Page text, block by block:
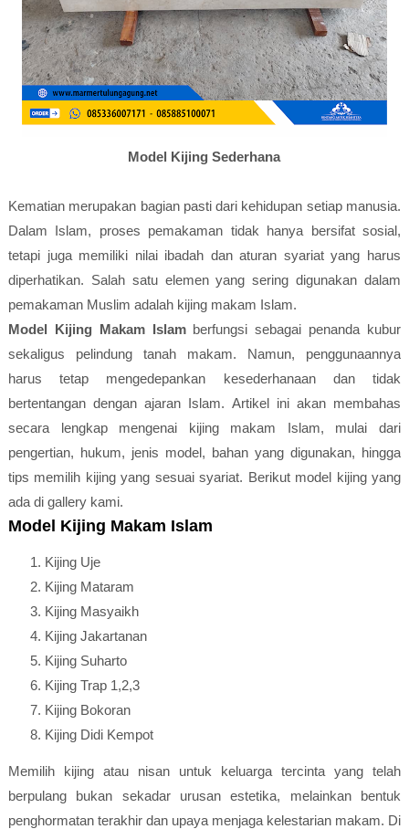
Model Kijing Sederhana
Kematian merupakan bagian pasti dari kehidupan setiap manusia.
Dalam Islam, proses pemakaman tidak hanya bersifat sosial,
tetapi juga memiliki nilai ibadah dan aturan syariat yang harus
diperhatikan. Salah satu elemen yang sering digunakan dalam
pemakaman Muslim adalah kijing makam Islam.
Model Kijing Makam Islamberfungsi sebagai penanda kubur
sekaligus pelindung tanah makam. Namun, penggunaannya
harus tetap mengedepankan kesederhanaan dan tidak
bertentangan dengan ajaran Islam. Artikel ini akan membahas
secara lengkap mengenai kijing makam Islam, mulai dari
pengertian, hukum, jenis model, bahan yang digunakan, hingga
tips memilih kijing yang sesuai syariat. Berikut model kijing yang
ada di gallery kami.
Model Kijing Makam Islam
Kijing Uje
Kijing Mataram
Kijing Masyaikh
Kijing Jakartanan
Kijing Suharto
Kijing Trap 1,2,3
Kijing Bokoran
Kijing Didi Kempot
Memilih kijing atau nisan untuk keluarga tercinta yang telah
berpulang bukan sekadar urusan estetika, melainkan bentuk
penghormatan terakhir dan upaya menjaga kelestarian makam. Di